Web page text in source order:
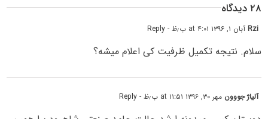
۲۸ دیدگاه
Rziآبان ۱, ۱۳۹۶ at ۴:۰۱ ب٫ظ - Reply
سلام. نتیجه تکمیل ظرفیت کی اعلام میشه؟
آلیاژ جووون مهر ۳۰, ۱۳۹۶ at ۱۱:۵۱ ب٫ظ - Reply